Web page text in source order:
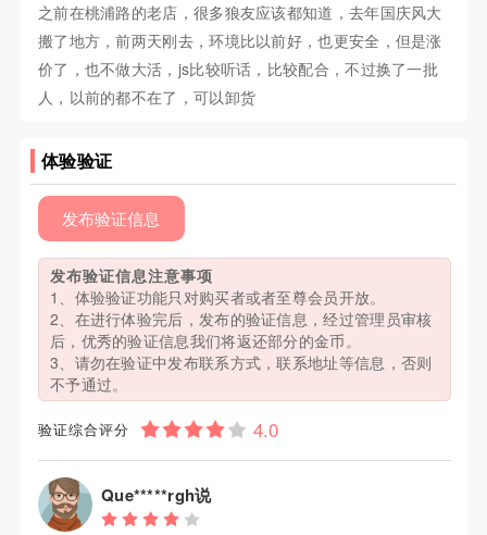
之前在桃浦路的老店，很多狼友应该都知道，去年国庆风大
搬了地方，前两天刚去，环境比以前好，也更安全，但是涨
价了，也不做大活，js比较听话，比较配合，不过换了一批
人，以前的都不在了，可以卸货
体验验证
发布验证信息
发布验证信息注意事项
1、体验验证功能只对购买者或者至尊会员开放。
2、在进行体验完后，发布的验证信息，经过管理员审核
后，优秀的验证信息我们将返还部分的金币。
3、请勿在验证中发布联系方式，联系地址等信息，否则
不予通过。
验证综合评分
Que*****rgh说